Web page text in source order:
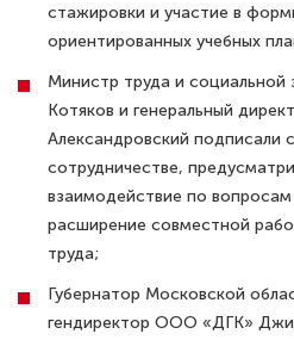
стажировки и участие в
ориентированных учебных
Министр труда и
Котяков и генеральный
Александровский подписали
сотрудничестве,
взаимодействие по
расширение совместной
труда;
Губернатор Московской
гендиректор ООО «ДГК»